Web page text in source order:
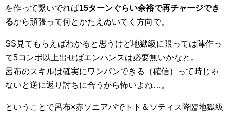
を作って繋いでれば15ターンぐらい余裕で再チャージでき
るから頑張って何とかたえぬいてく方向で。
SS見てもらえばわかると思うけど地獄級に限っては陣作っ
て5コンボ以上出せばエンハンスは必要無いかなと。
呂布のスキルは確実にワンパンできる（確信）って時じゃ
ないと逆に返り討ちに合うから怖いよね…。
ということで呂布×赤ソニアパでトト＆ソティス降臨地獄級